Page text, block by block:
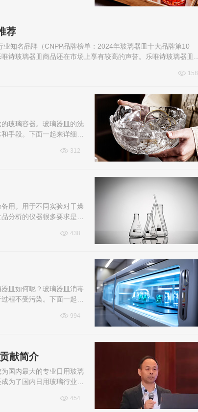
荐
知名品牌（CNPP品牌榜单：2024年玻璃器皿十大品牌第10
诗玻璃器皿商品还在市场上享有较高的声誉。乐唯诗玻璃器皿其
158
玻璃容器。玻璃器皿的洗
手段。下面一起来详细了
312
用。用于不同实验对干燥
分析的仪器很多要求是干
438
皿如何呢？玻璃器皿消毒
程不受污染。下面一起来
994
献简介
国内最大的专业日用玻璃
为了国内日用玻璃行业中
454
好铂力How boly 0552-3322188